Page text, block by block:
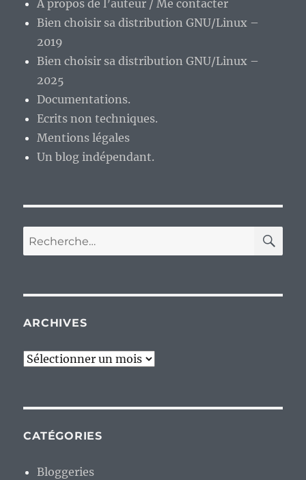
faire
avec
A propos de l’auteur / Me contacter
Bien choisir sa distribution GNU/Linux –
2019
Bien choisir sa distribution GNU/Linux –
2025
Documentations.
Ecrits non techniques.
Mentions légales
Un blog indépendant.
Recherche
pour :
ARCHIVES
Archives
CATÉGORIES
Bloggeries